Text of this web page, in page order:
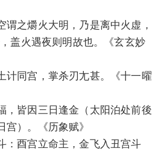
谓之爝火大明，乃是离中火虚，
，盖火遇夜则明故也。《玄玄妙
计同宫，掌杀刃尢甚。《十一曜
，皆因三日逢金（太阳泊处前後
）。《历象赋》
：酉宫立命主，金飞入丑宫斗